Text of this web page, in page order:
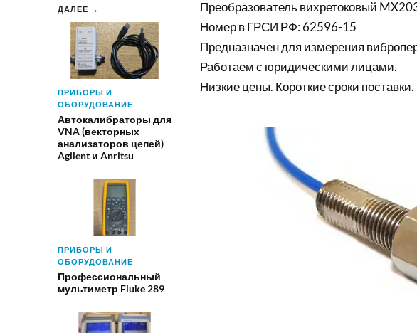
ДАЛЕЕ →
ПРИБОРЫ И
ОБОРУДОВАНИЕ
Автокалибраторы для
VNA (векторных
анализаторов цепей)
Agilent и Anritsu
ПРИБОРЫ И
ОБОРУДОВАНИЕ
Профессиональный
мультиметр Fluke 289
Преобразователь вихретоковый
Номер в ГРСИ РФ: 62596-15
Предназначен для измерения
Работаем с юридическими лицами.
Низкие цены. Короткие сроки